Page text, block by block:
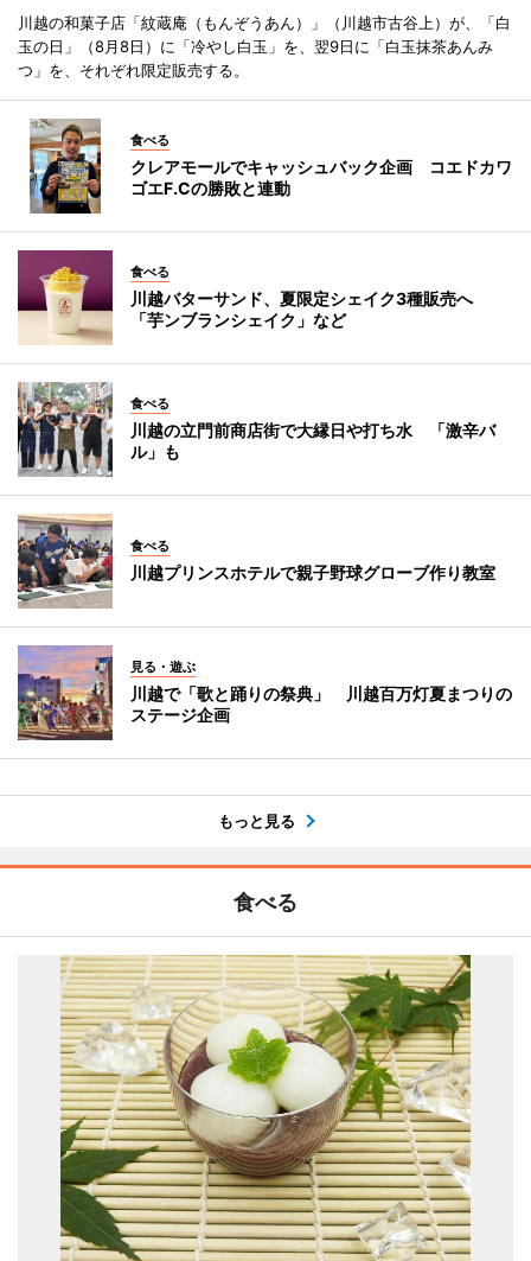
川越の和菓子店「紋蔵庵（もんぞうあん）」（川越市古谷上）が、「白
玉の日」（8月8日）に「冷やし白玉」を、翌9日に「白玉抹茶あんみ
つ」を、それぞれ限定販売する。
食べる
クレアモールでキャッシュバック企画 コエドカワ
ゴエF.Cの勝敗と連動
食べる
川越バターサンド、夏限定シェイク3種販売へ
「芋ンブランシェイク」など
食べる
川越の立門前商店街で大縁日や打ち水 「激辛バ
ル」も
食べる
川越プリンスホテルで親子野球グローブ作り教室
見る・遊ぶ
川越で「歌と踊りの祭典」 川越百万灯夏まつりの
ステージ企画
もっと見る
食べる